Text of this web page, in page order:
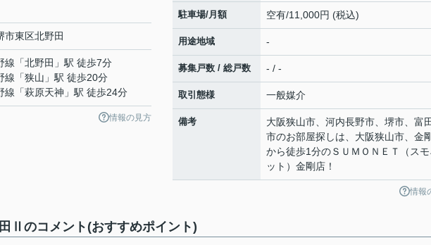
市東区北野田
線 「北野田 」駅 徒歩7分
線 「狭山 」駅 徒歩20分
線 「萩原天神 」駅 徒歩24分
情報の見方
駐車場/月額 空有/11,000円 (税込)
用途地域 -
募集戸数 / 総戸数 - / -
取引態様 一般媒介
備考
大阪狭山市、河内長野市、堺市、富
市のお部屋探しは、大阪狭山市、金
から徒歩1分のＳＵＭＯＮＥＴ（ス
ット）金剛店！
情報
Ⅱのコメント(おすすめポイント)